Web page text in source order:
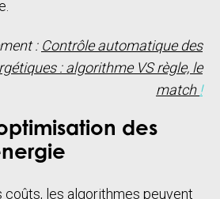
: Contrôle automatique des
: algorithme VS règle, le
match !
des
coûts, les algorithmes peuvent